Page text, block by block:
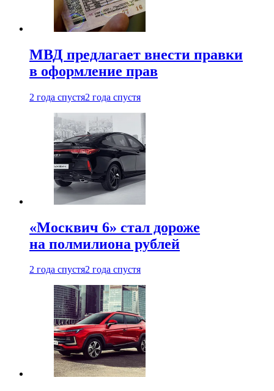
МВД предлагает внести правки
в оформление прав
2 года спустя2 года спустя
«Москвич 6» стал дороже
на полмилиона рублей
2 года спустя2 года спустя